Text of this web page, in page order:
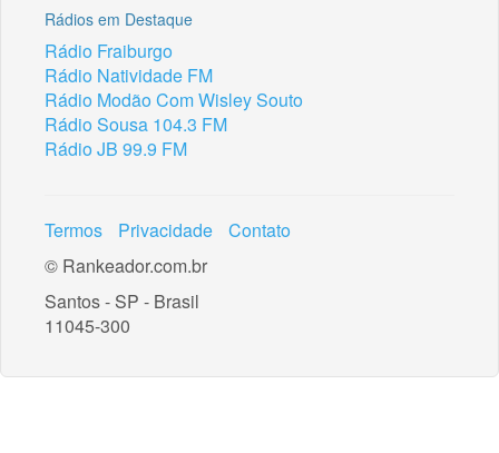
Rádios em Destaque
Rádio Fraiburgo
Rádio Natividade FM
Rádio Modão Com Wisley Souto
Rádio Sousa 104.3 FM
Rádio JB 99.9 FM
Termos Privacidade
Contato
© Rankeador.com.br
Santos - SP - Brasil
11045-300